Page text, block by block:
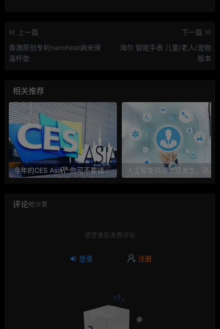
上一篇
香港原创专利nanoheat纳米保
温杯垫
下一篇
海尔 智能手表 儿童/老人/宠物
版本
相关推荐
今年的CES Asia，你可不要错过这些自动驾驶看点
评论抢沙发
请登录后发表评论
登录 注册